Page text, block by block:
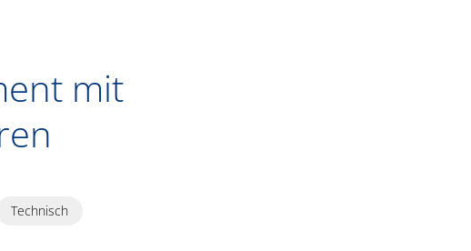
mit
Technisch